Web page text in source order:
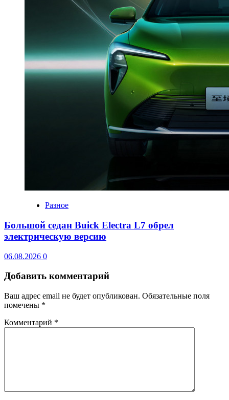
Разное
Большой седан Buick Electra L7 обрел
электрическую версию
06.08.2026 0
Добавить комментарий
Ваш адрес email не будет опубликован. Обязательные поля
помечены *
Комментарий *